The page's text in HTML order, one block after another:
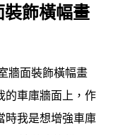
飾橫幅畫
牆面裝飾橫幅畫
的車庫牆面上，作
時我是想增強車庫